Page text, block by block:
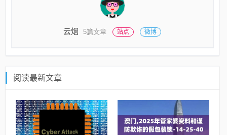
云烟 5篇文章 站点 微博
阅读最新文章